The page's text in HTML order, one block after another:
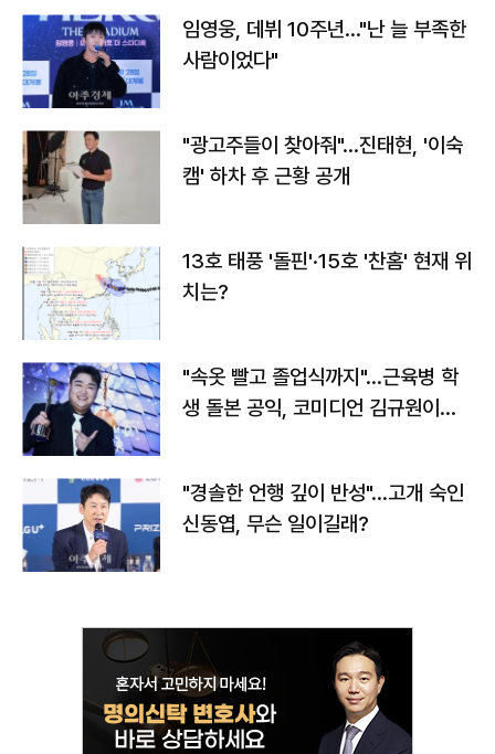
임영웅, 데뷔 10주년…"난 늘 부족한
사람이었다"
"광고주들이 찾아줘"…진태현, '이숙
캠' 하차 후 근황 공개
13호 태풍 '돌핀'·15호 '찬홈' 현재 위
치는?
"속옷 빨고 졸업식까지"…근육병 학
생 돌본 공익, 코미디언 김규원이었
"경솔한 언행 깊이 반성"…고개 숙인
신동엽, 무슨 일이길래?